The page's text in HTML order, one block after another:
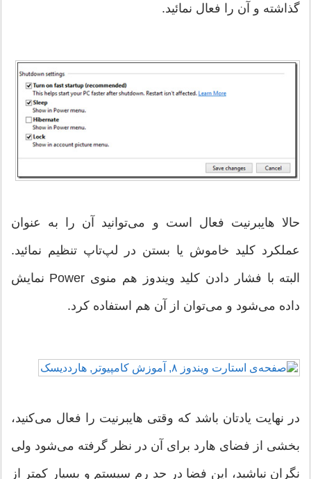
گذاشته و آن را فعال نمائید.
حالا هایبرنیت فعال است و می‌توانید آن را به عنوان
عملکرد کلید خاموش یا بستن در لپ‌تاپ تنظیم نمائید.
البته با فشار دادن کلید ویندوز هم منوی Power نمایش
داده می‌شود و می‌توان از آن هم استفاده کرد.
در نهایت یادتان باشد که وقتی هایبرنیت را فعال می‌کنید،
بخشی از فضای هارد برای آن در نظر گرفته می‌شود ولی
نگران نباشید، این فضا در حد رم سیستم و بسیار کمتر از